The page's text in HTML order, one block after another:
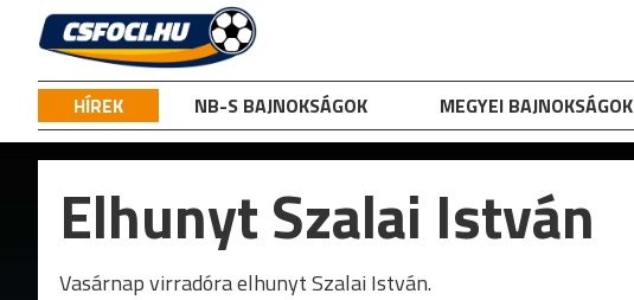
content
HÍREK NB-S BAJNOKSÁGOK MEGYEI BAJNOKSÁGOK
Elhunyt Szalai István
Vasárnap virradóra elhunyt Szalai István.